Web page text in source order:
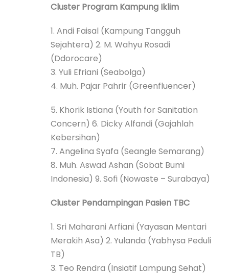
Cluster Program Kampung Iklim
1. Andi Faisal (Kampung Tangguh
Sejahtera) 2. M. Wahyu Rosadi
(Ddorocare)
3. Yuli Efriani (Seabolga)
4. Muh. Pajar Pahrir (Greenfluencer)
5. Khorik Istiana (Youth for Sanitation
Concern) 6. Dicky Alfandi (Gajahlah
Kebersihan)
7. Angelina Syafa (Seangle Semarang)
8. Muh. Aswad Ashan (Sobat Bumi
Indonesia) 9. Sofi (Nowaste – Surabaya)
Cluster Pendampingan Pasien TBC
1. Sri Maharani Arfiani (Yayasan Mentari
Merakih Asa) 2. Yulanda (Yabhysa Peduli
TB)
3. Teo Rendra (Insiatif Lampung Sehat)